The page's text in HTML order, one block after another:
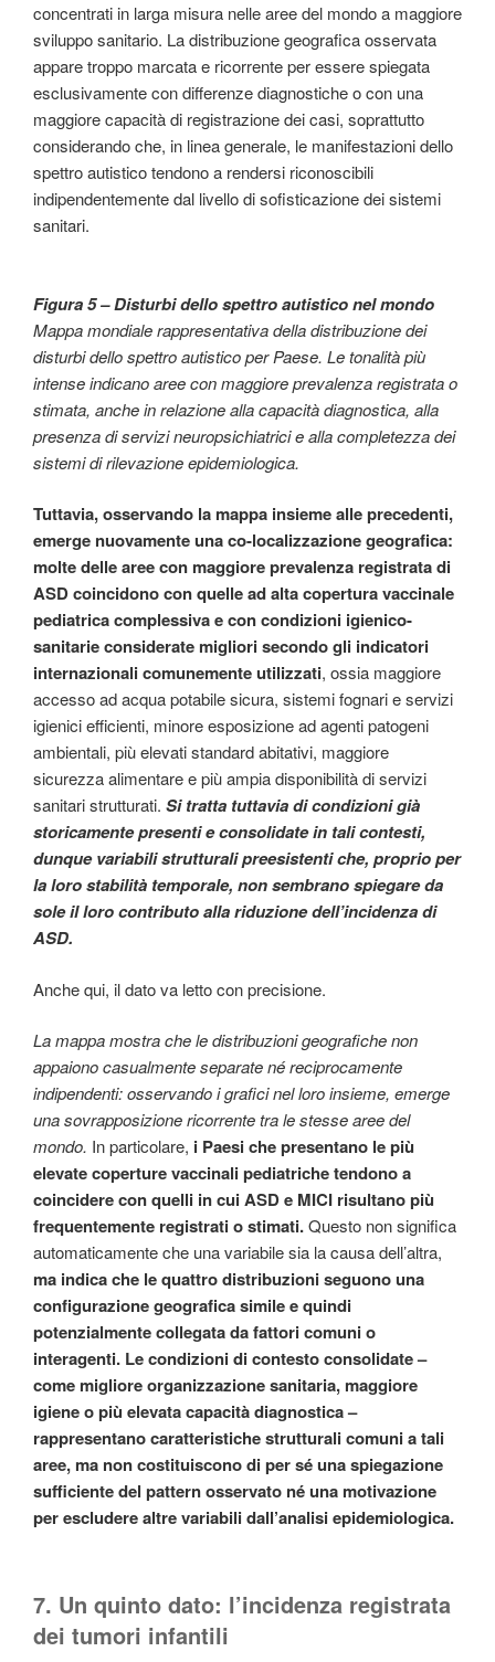
concentrati in larga misura nelle aree del mondo a maggiore
sviluppo sanitario. La distribuzione geografica osservata
appare troppo marcata e ricorrente per essere spiegata
esclusivamente con differenze diagnostiche o con una
maggiore capacità di registrazione dei casi, soprattutto
considerando che, in linea generale, le manifestazioni dello
spettro autistico tendono a rendersi riconoscibili
indipendentemente dal livello di sofisticazione dei sistemi
sanitari.
Figura 5 – Disturbi dello spettro autistico nel mondo
Mappa mondiale rappresentativa della distribuzione dei
disturbi dello spettro autistico per Paese. Le tonalità più
intense indicano aree con maggiore prevalenza registrata o
stimata, anche in relazione alla capacità diagnostica, alla
presenza di servizi neuropsichiatrici e alla completezza dei
sistemi di rilevazione epidemiologica.
Tuttavia, osservando la mappa insieme alle precedenti,
emerge nuovamente una co-localizzazione geografica:
molte delle aree con maggiore prevalenza registrata di
ASD coincidono con quelle ad alta copertura vaccinale
pediatrica complessiva e con condizioni igienico-
sanitarie considerate migliori secondo gli indicatori
internazionali comunemente utilizzati, ossia maggiore
accesso ad acqua potabile sicura, sistemi fognari e servizi
igienici efficienti, minore esposizione ad agenti patogeni
ambientali, più elevati standard abitativi, maggiore
sicurezza alimentare e più ampia disponibilità di servizi
sanitari strutturati. Si tratta tuttavia di condizioni già
storicamente presenti e consolidate in tali contesti,
dunque variabili strutturali preesistenti che, proprio per
la loro stabilità temporale, non sembrano spiegare da
sole il loro contributo alla riduzione dell’incidenza di
ASD.
Anche qui, il dato va letto con precisione.
La mappa mostra che le distribuzioni geografiche non
appaiono casualmente separate né reciprocamente
indipendenti: osservando i grafici nel loro insieme, emerge
una sovrapposizione ricorrente tra le stesse aree del
mondo. In particolare, i Paesi che presentano le più
elevate coperture vaccinali pediatriche tendono a
coincidere con quelli in cui ASD e MICI risultano più
frequentemente registrati o stimati.Questo non significa
automaticamente che una variabile sia la causa dell’altra,
ma indica che le quattro distribuzioni seguono una
configurazione geografica simile e quindi
potenzialmente collegata da fattori comuni o
interagenti. Le condizioni di contesto consolidate –
come migliore organizzazione sanitaria, maggiore
igiene o più elevata capacità diagnostica –
rappresentano caratteristiche strutturali comuni a tali
aree, ma non costituiscono di per sé una spiegazione
sufficiente del pattern osservato né una motivazione
per escludere altre variabili dall’analisi epidemiologica.
7. Un quinto dato: l’incidenza registrata
dei tumori infantili